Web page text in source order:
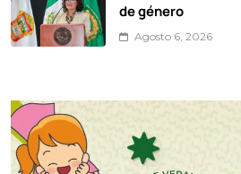
de género
Agosto 6, 2026